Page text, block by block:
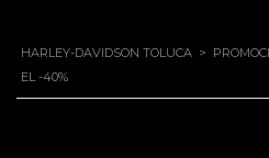
HARLEY-DAVIDSON TOLUCA >
EL -40%